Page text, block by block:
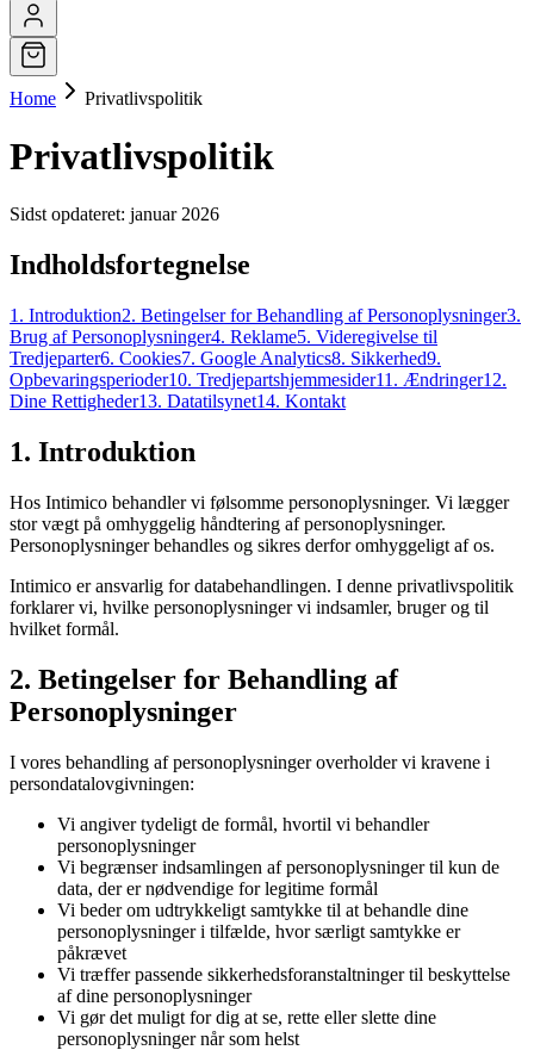
Home Privatlivspolitik
Privatlivspolitik
Sidst opdateret: januar 2026
Indholdsfortegnelse
1 . Introduktion2. Betingelser for Behandling af Personoplysninger3.
Brug af Personoplysninger4. Reklame5. Videregivelse til
Tredjeparter6. Cookies7. Google Analytics8. Sikkerhed9.
Opbevaringsperioder10. Tredjepartshjemmesider11 . Ændringer12.
Dine Rettigheder13. Datatilsynet14. Kontakt
1. Introduktion
Hos Intimico behandler vi følsomme personoplysninger. Vi lægger
stor vægt på omhyggelig håndtering af personoplysninger.
Personoplysninger behandles og sikres derfor omhyggeligt af os.
Intimico er ansvarlig for databehandlingen. I denne privatlivspolitik
forklarer vi, hvilke personoplysninger vi indsamler, bruger og til
hvilket formål.
2. Betingelser for Behandling af
Personoplysninger
I vores behandling af personoplysninger overholder vi kravene i
persondatalovgivningen:
Vi angiver tydeligt de formål, hvortil vi behandler
personoplysninger
Vi begrænser indsamlingen af personoplysninger til kun de
data, der er nødvendige for legitime formål
Vi beder om udtrykkeligt samtykke til at behandle dine
personoplysninger i tilfælde, hvor særligt samtykke er
påkrævet
Vi træffer passende sikkerhedsforanstaltninger til beskyttelse
af dine personoplysninger
Vi gør det muligt for dig at se, rette eller slette dine
personoplysninger når som helst